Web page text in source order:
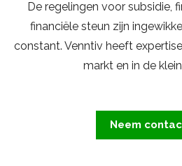
De regelingen voor subsidie,
financiële steun zijn
constant. Venntiv heeft
markt en in de
Neem